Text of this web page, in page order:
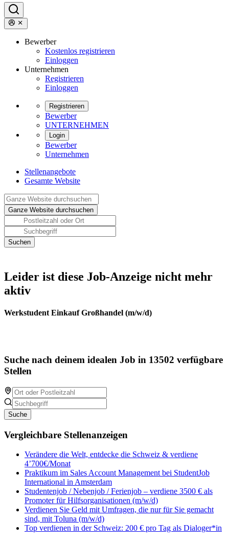
Bewerber
Kostenlos registrieren
Einloggen
Unternehmen
Registrieren
Einloggen
Registrieren
Bewerber
UNTERNEHMEN
Login
Bewerber
Unternehmen
Stellenangebote
Gesamte Website
Leider ist diese Job-Anzeige nicht mehr
aktiv
Werkstudent Einkauf Großhandel (m/w/d)
Suche nach deinem idealen Job in 13502 verfügbare
Stellen
Suche
Vergleichbare Stellenanzeigen
Verändere die Welt, entdecke die Schweiz & verdiene
4’700€/Monat
Praktikum im Sales Account Management bei StudentJob
International in Amsterdam
Studentenjob / Nebenjob / Ferienjob – verdiene 3500 € als
Promoter für Hilfsorganisationen (m/w/d)
Verdienen Sie Geld mit Umfragen, die nur für Sie gemacht
sind, mit Toluna (m/w/d)
Top verdienen in der Schweiz: 200 € pro Tag als Dialoger*in